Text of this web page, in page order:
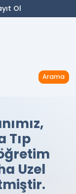
Ol
Arama
Tıp
Uzel